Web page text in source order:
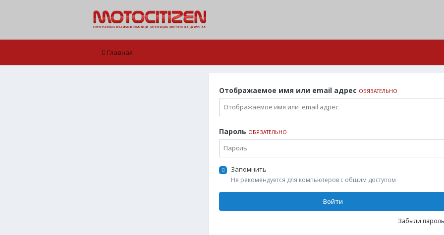
Главная
Отображаемое имя или email адрес ОБЯЗАТЕЛЬНО
Пароль ОБЯЗАТЕЛЬНО
Запомнить
Не рекомендуется для компьютеров с общим доступом
Войти
Забыли